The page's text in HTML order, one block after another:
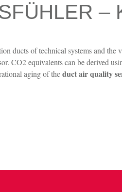
–
ducts of technical systems and
CO2 equivalents can be derived
aging of theduct air quality